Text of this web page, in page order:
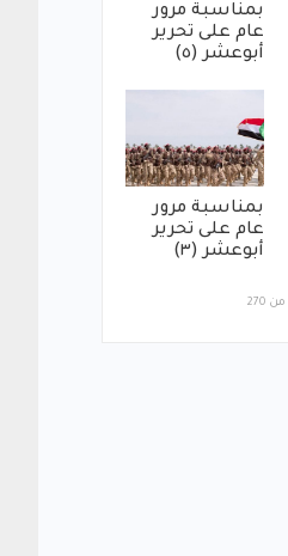
بمناسبة مرور
عام على تحرير
أبوعشر (٥)
بمناسبة مرور
عام على تحرير
أبوعشر (٣)